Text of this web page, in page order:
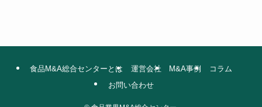
食品M&A総合センターとは 運営会社 M&A事例
コラム
お問い合わせ